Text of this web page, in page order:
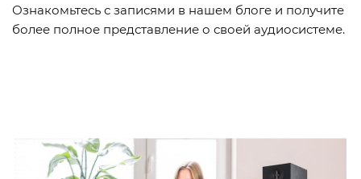
Ознакомьтесь с записями в нашем блоге и получите
более полное представление о своей аудиосистеме.